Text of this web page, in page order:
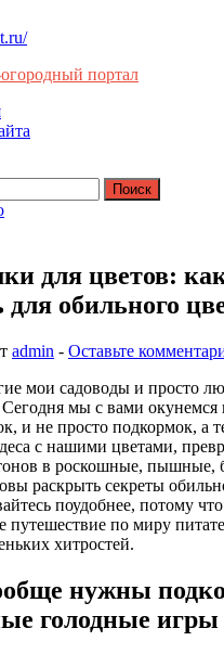
портал
для цветов:
для обильного
admin - Оставьте
мои садоводы и просто
Сегодня мы с вами окунемся
и не просто подкормок, а
с нашими цветами,
в роскошные, пышные,
раскрыть секреты
поудобнее, потому
путешествие по миру
хитростей.
нужны
голодные игры